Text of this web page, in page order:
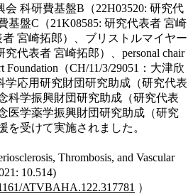
科研費基盤B（22H03520: 研究代
基盤C（21K08585: 研究代表者 宮崎
者 宮崎拓郎）、ブリストルマイヤー
代表者 宮崎拓郎）、personal chair
Foundation（CH/11/3/29051：大津欣
学応用研究財団研究助成（研究代表
科学振興財団研究助成（研究代表
医学薬学振興財団研究助成（研究
を受けて実施されました。
Thrombosis, and Vascular
10.514)
ATVBAHA.122.317781 ）